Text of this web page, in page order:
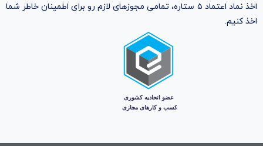
اخذ نماد اعتماد ۵ ستاره، تمامی مجوز‌های لازم رو برای اطمینان خاطر شما
اخذ کنیم.